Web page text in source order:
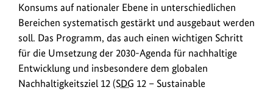
Konsums auf nationaler Ebene in unterschiedlichen
Bereichen systematisch gestärkt und ausgebaut werden
soll. Das Programm, das auch einen wichtigen Schritt
für die Umsetzung der 2030-Agenda für nachhaltige
Entwicklung und insbesondere dem globalen
Nachhaltigkeitsziel 12 (SDG 12 – Sustainable